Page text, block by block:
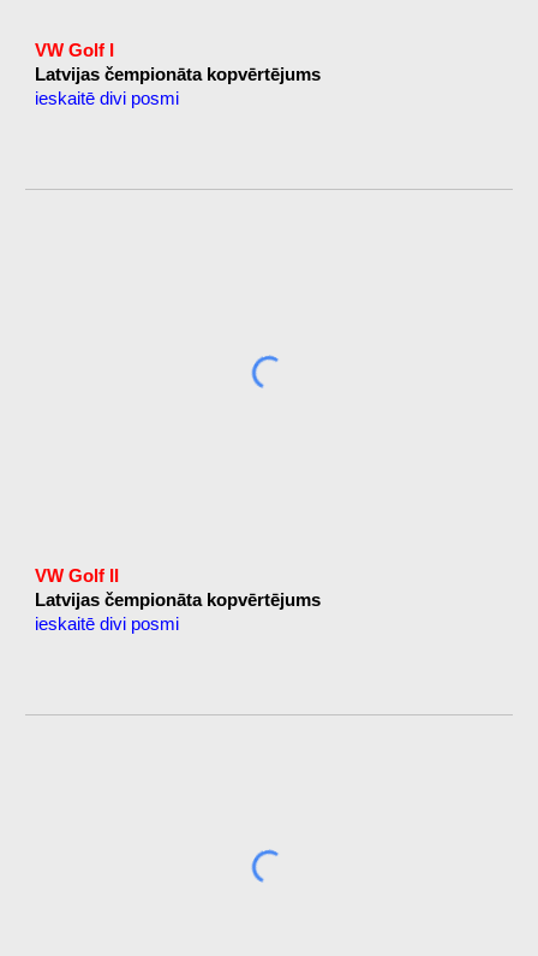
VW Golf I
Latvijas čempionāta kopvērtējums
ieskaitē divi posmi
VW Golf II
Latvijas čempionāta kopvērtējums
ieskaitē divi posmi